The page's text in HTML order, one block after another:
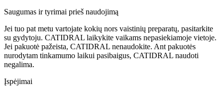
Saugumas ir tyrimai prieš naudojimą
Jei tuo pat metu vartojate kokių nors vaistinių preparatų, pasitarkite
su gydytoju. CATIDRAL laikykite vaikams nepasiekiamoje vietoje.
Jei pakuotė pažeista, CATIDRAL nenaudokite. Ant pakuotės
nurodytam tinkamumo laikui pasibaigus, CATIDRAL naudoti
negalima.
Įspėjimai